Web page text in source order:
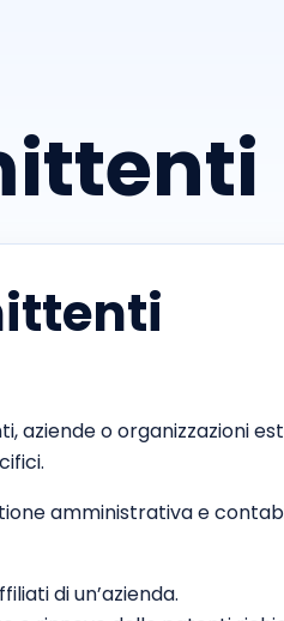
aziende o organizzazioni
amministrativa e
di un’azienda.